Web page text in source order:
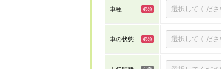
車種
車の状態